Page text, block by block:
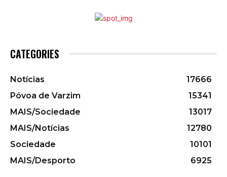
CATEGORIES
Notícias
17666
Póvoa de Varzim
15341
MAIS/Sociedade
13017
MAIS/Notícias
12780
Sociedade
10101
MAIS/Desporto
6925